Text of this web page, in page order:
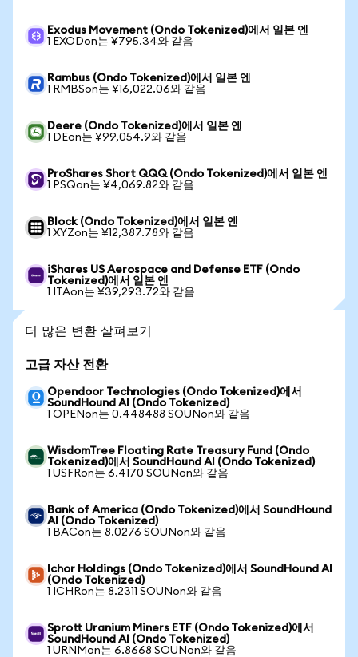
Exodus Movement (Ondo Tokenized)에서 일본 엔
1 EXODon는 ¥795.34와 같음
Rambus (Ondo Tokenized)에서 일본 엔
1 RMBSon는 ¥16,022.06와 같음
Deere (Ondo Tokenized)에서 일본 엔
1 DEon는 ¥99,054.9와 같음
ProShares Short QQQ (Ondo Tokenized)에서 일본 엔
1 PSQon는 ¥4,069.82와 같음
Block (Ondo Tokenized)에서 일본 엔
1 XYZon는 ¥12,387.78와 같음
iShares US Aerospace and Defense ETF (Ondo
Tokenized)에서 일본 엔
1 ITAon는 ¥39,293.72와 같음
더 많은 변환 살펴보기
고급 자산 전환
Opendoor Technologies (Ondo Tokenized)에서
SoundHound AI (Ondo Tokenized)
1 OPENon는 0.448488 SOUNon와 같음
WisdomTree Floating Rate Treasury Fund (Ondo
Tokenized)에서 SoundHound AI (Ondo Tokenized)
1 USFRon는 6.4170 SOUNon와 같음
Bank of America (Ondo Tokenized)에서 SoundHound
AI (Ondo Tokenized)
1 BACon는 8.0276 SOUNon와 같음
Ichor Holdings (Ondo Tokenized)에서 SoundHound AI
(Ondo Tokenized)
1 ICHRon는 8.2311 SOUNon와 같음
Sprott Uranium Miners ETF (Ondo Tokenized)에서
SoundHound AI (Ondo Tokenized)
1 URNMon는 6.8668 SOUNon와 같음